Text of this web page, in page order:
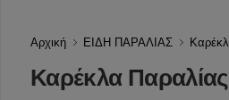
Αρχική ΕΙΔΗ ΠΑΡΑΛΙΑΣ
Καρέκλα